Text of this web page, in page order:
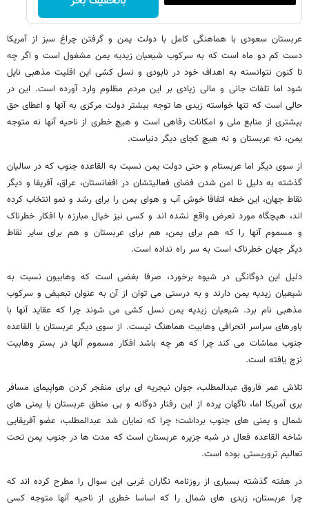
عربستان سعودی با هماهنگی کامل با دولت یمن و گرفتن چراغ سبز از آمریکا
دست کم دو ماه است که به سرکوب شیعیان زیدیه یمن مشغول است و اگر چه
تا کنون نتوانسته به اهداف خود در نابودی و نسل کشی این اقلیت مذهبی نایل
شود اما تلفات جانی و مالی زیادی بر این مردم مظلوم وارد آورده است. این در
حالی است که تنها خواسته زیدی ها توجه بیشتر دولت مرکزی به آنها و اعطای حق
بیشتری از منابع ملی و امکانات رفاهی است و هیچ خطری از ناحیه آنها نه متوجه
یمن، نه عربستان و نه هیچ کجای دیگر دنیاست.
از سوی دیگر اما عربستام و حتی دولت یمن نسبت به القاعده جنوب که در سالیان
گذشته به دلیل نا امن شدن فضای فعالیتشان در افغانستان، عراق، آفریقا و دیگر
نقاط جهان، این خطه اتفاقا خوش آب و هوای یمن را برای رشد و نمو انتخاب کرده
اند، هیچگاه مورد تعرض واقع نشده اند و کسی نیز خیال مبارزه با افکار خطرناک
و مسموم آنها را که هم برای یمن، هم برای عربستان و هم برای سایر نقاط
دیگر جهان خطرناک است به سر راه نداده است.
دلیل این دوگانگی در شیوه برخورد، صرفا بغضی است که وهابیون نسبت به
شیعیان زیدیه یمن دارند و به درستی می توان از آن به عنوان تبعیض و سرکوب
مذهبی نام برد. شیعیان زیدیه یمن نسل کشی می شوند چرا که عقاید آنها با
باورهای سراسر انحرافی وهابیت هماهنگ نیست. از سوی دیگر عربستان با القاعده
جنوب مماشات می کند چرا که هر چه باشد افکار مسموم آنها در بستر وهابیت
نزج یافته است.
تلاش عمر فاروق عبدالمطلب، جوان نیجریه ای برای منفجر کردن هواپیمای مسافر
بری آمریکا اما، ناگهان پرده از این رفتار دوگانه و بی منطق عربستان با یمنی های
شمال و یمنی های جنوب برداشت؛ چرا که نمایان شد عبدالمطلب، عضو آفریقایی
شاخه القاعده فعال در شبه جزیره عربستان است که مدت ها در جنوب یمن تحت
تعالیم تروریستی بوده است.
در هفته گذشته بسیاری از روزنامه نگاران غربی این سوال را مطرح کرده اند که
چرا عربستان، زیدی های شمال را که اساسا خطری از ناحیه آنها متوجه کسی